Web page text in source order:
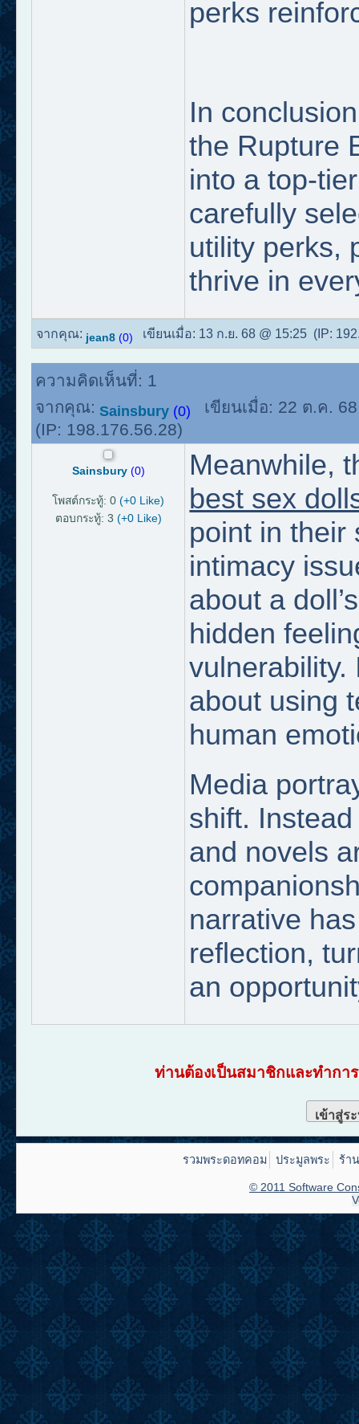
perks
In
the Rupture
into a top-
carefully
utility perks,
thrive in
จากคุณ: jean8 (0) เขียนเมื่อ: 13 ก.ย. 68 @ 15:25 (IP:
ความคิดเห็นที่: 1
จากคุณ: Sainsbury (0) เขียนเมื่อ: 22 ต.ค.
(IP: 198.176.56.28)
Sainsbury (0)
โพสต์กระทู้: 0(+0 Like)
ตอบกระทู้: 3 (+0 Like)
Meanwhile,
best sex
point in their
intimacy
about a
hidden
vulnerability.
about using
human
Media
shift.
and novels
narrative
reflection,
an
ท่านต้องเป็นสมาชิกและทำกา
เข้าสู่ร
รวมพระดอทคอม ประมูลพระ ร้า
© 2011 Software